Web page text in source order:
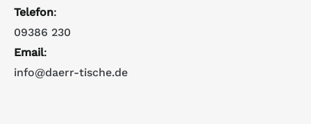
Telefon:
09386 230
Email:
info@daerr-tische.de